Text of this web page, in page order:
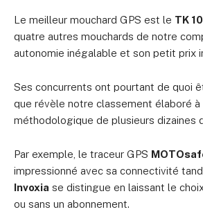
Le meilleur mouchard GPS est le TK
quatre autres mouchards de notre
autonomie inégalable et son petit prix
Ses concurrents ont pourtant de quoi
que révèle notre classement élaboré à
méthodologique de plusieurs dizaines
Par exemple, le traceur GPS
impressionné avec sa connectivité
Invoxia se distingue en laissant le
ou sans un abonnement.